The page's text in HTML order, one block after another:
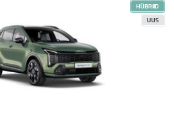
HÜBRIID
UUS